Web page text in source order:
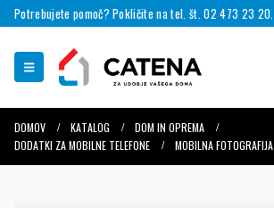
Potrebujete pomoč? Pokličite na tel. št. 02 473 23 20.
DOMOV KATALOG
DOM IN OPREMA
DODATKI ZA MOBILNE TELEFONE
MOBILNA FOTOGRAFIJA